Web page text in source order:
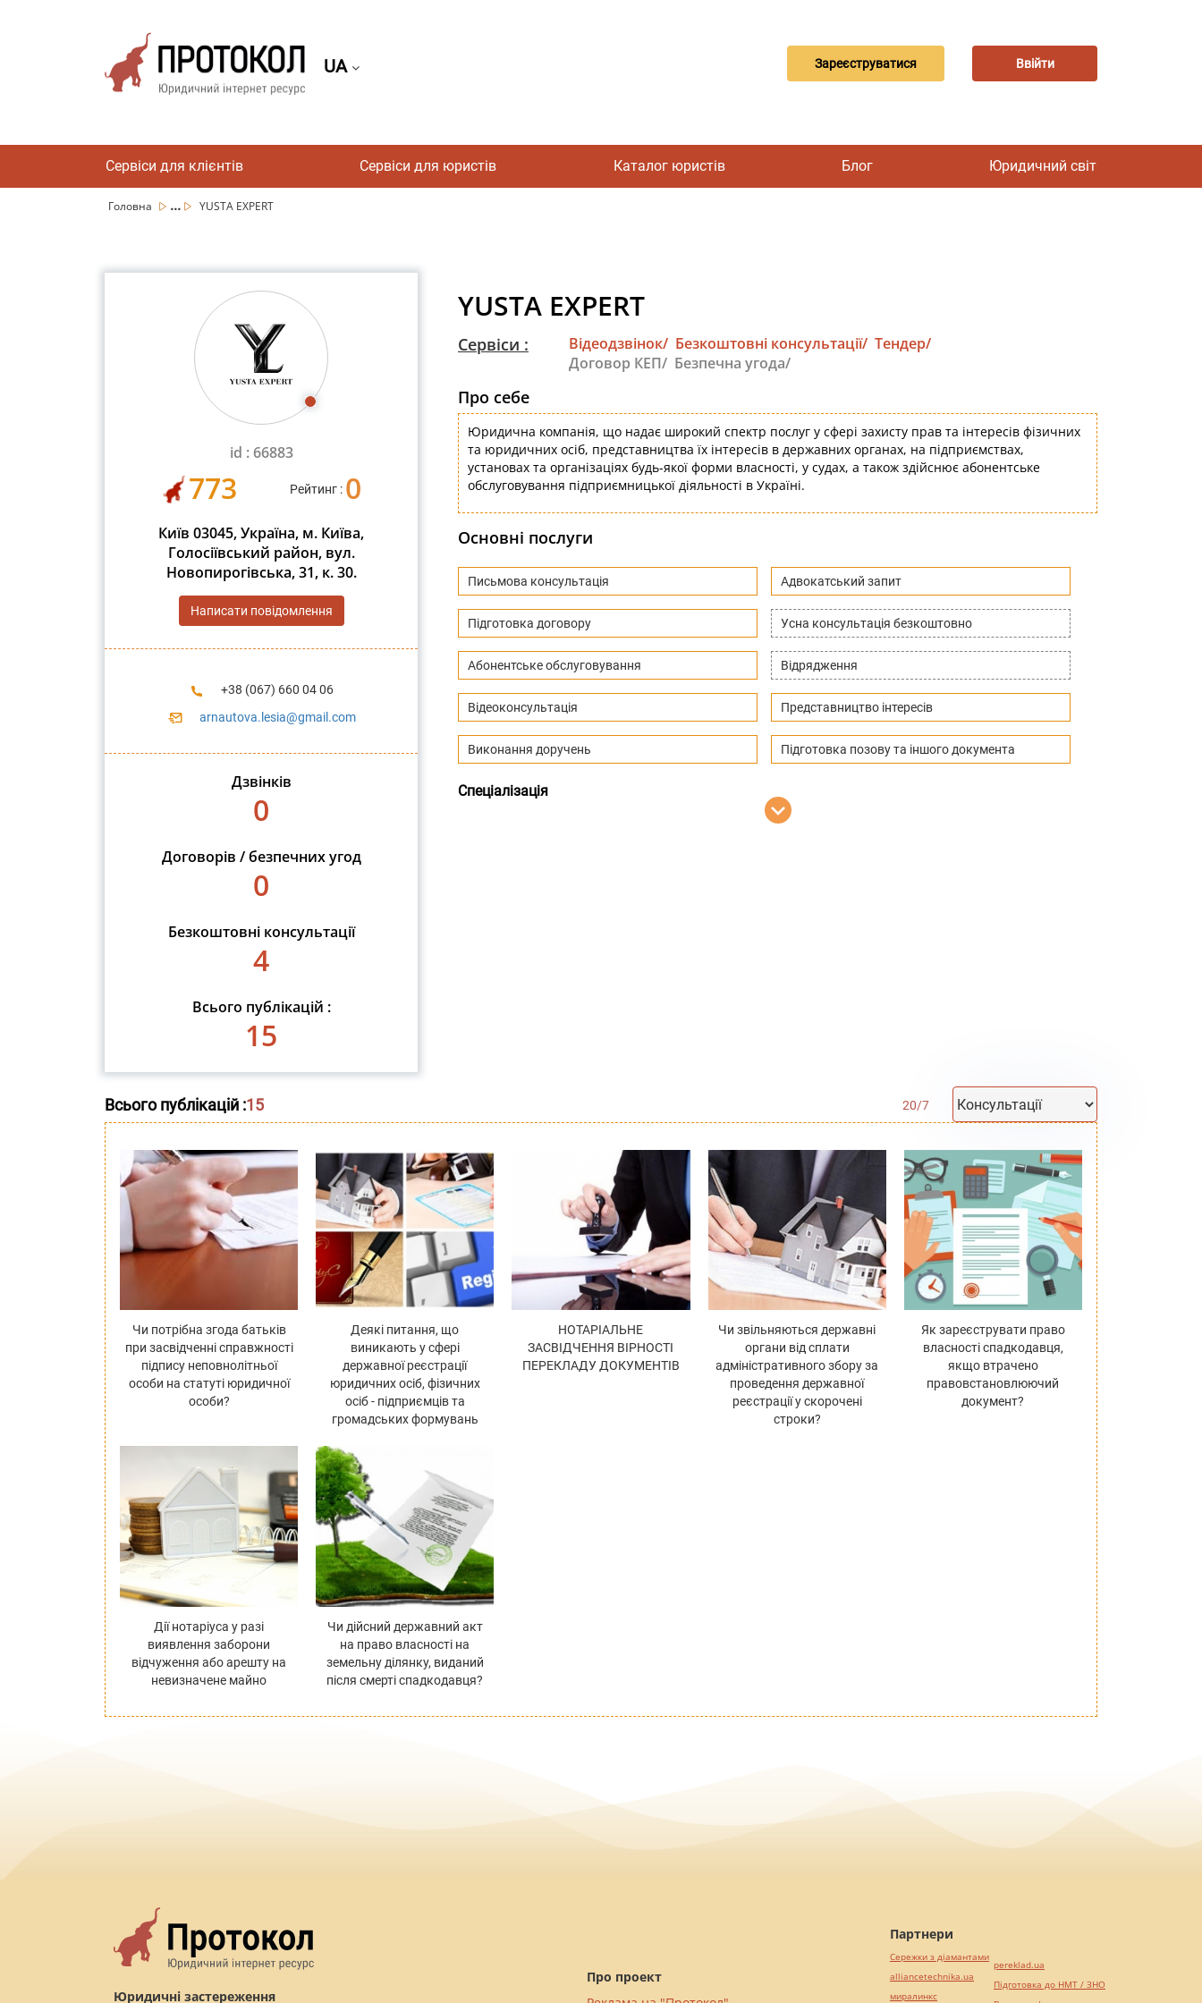
UA Зареєструватися Ввійти
Сервіси для клієнтів Сервіси для юристів Каталог юристів Блог Юридичний світ
Головна ... YUSTA EXPERT
id : 66883
773 Рейтинг : 0
Київ 03045, Україна, м. Київа,
Голосіївський район, вул.
Новопирогівська, 31, к. 30.
Написати повідомлення
+38 (067) 660 04 06
arnautova.lesia@gmail.com
Дзвінків
0
Договорів / безпечних угод
0
Безкоштовні консультації
4
Всього публікацій :
15
YUSTA EXPERT
Сервіси : Відеодзвінок/ Безкоштовні консультації/ Тендер/
Договор КЕП/ Безпечна угода/
Про себе
Юридична компанія, що надає широкий спектр послуг у сфері захисту прав та інтересів фізичних
та юридичних осіб, представництва їх інтересів в державних органах, на підприємствах,
установах та організаціях будь-якої форми власності, у судах, а також здійснює абонентське
обслуговування підприємницької діяльності в Україні.
Основні послуги
Письмова консультація Адвокатський запит
Підготовка договору Усна консультація безкоштовно
Абонентське обслуговування Відрядження
Відеоконсультація Представництво інтересів
Виконання доручень Підготовка позову та іншого документа
Спеціалізація
Всього публікацій :15 20/7
Чи потрібна згода батьків
при засвідченні справжності
підпису неповнолітньої
особи на статуті юридичної
особи?
Деякі питання, що
виникають у сфері
державної реєстрації
юридичних осіб, фізичних
осіб - підприємців та
громадських формувань
НОТАРІАЛЬНЕ
ЗАСВІДЧЕННЯ ВІРНОСТІ
ПЕРЕКЛАДУ ДОКУМЕНТІВ
Чи звільняються державні
органи від сплати
адміністративного збору за
проведення державної
реєстрації у скорочені
строки?
Як зареєструвати право
власності спадкодавця,
якщо втрачено
правовстановлюючий
документ?
Дії нотаріуса у разі
виявлення заборони
відчуження або арешту на
невизначене майно
Чи дійсний державний акт
на право власності на
земельну ділянку, виданий
після смерті спадкодавця?
Юридичні застереження
Про проект
Партнери
Сережки з діамантами
alliancetechnika.ua
миралинкс
pereklad.ua
Підготовка до НМТ / ЗНО